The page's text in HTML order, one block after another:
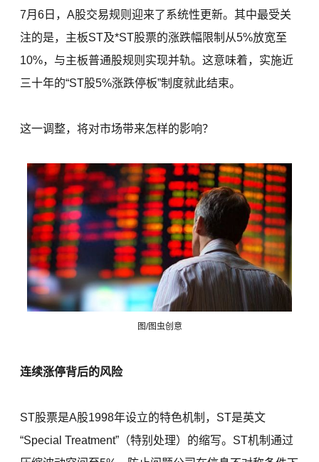
7月6日，A股交易规则迎来了系统性更新。其中最受关
注的是，主板ST及*ST股票的涨跌幅限制从5%放宽至
10%，与主板普通股规则实现并轨。这意味着，实施近
三十年的“ST股5%涨跌停板”制度就此结束。
这一调整，将对市场带来怎样的影响？
图/图虫创意
连续涨停背后的风险
ST股票是A股1998年设立的特色机制，ST是英文
“Special Treatment”（特别处理）的缩写。ST机制通过